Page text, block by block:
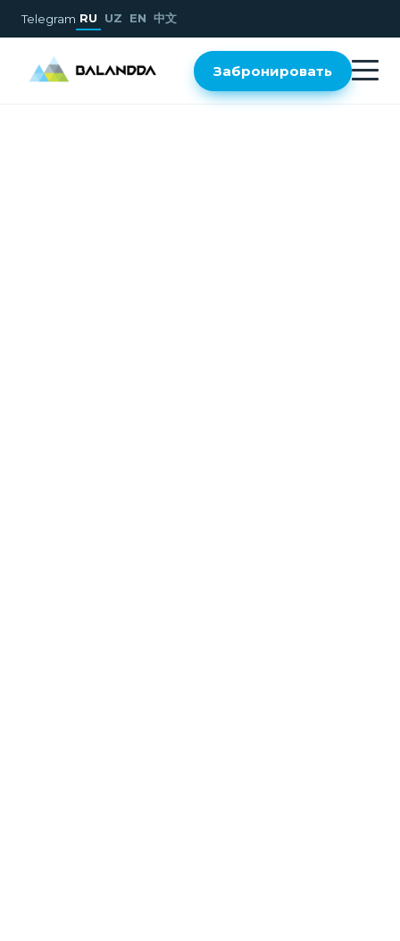
Telegram RU UZ EN 中文
Забронировать